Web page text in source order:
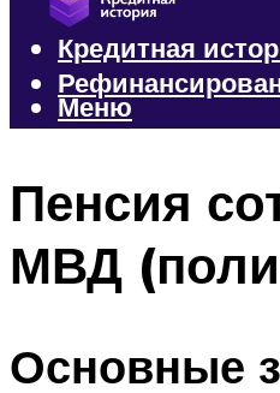
Микрозаймы
Кредитная
Меню
Пенсия
МВД
Основные